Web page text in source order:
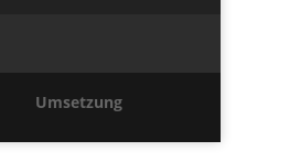
Umsetzung